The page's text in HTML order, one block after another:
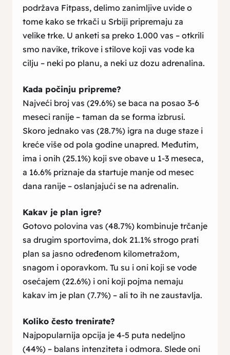
podržava Fitpass, delimo zanimljive uvide o
tome kako se trkači u Srbiji pripremaju za
velike trke. U anketi sa preko 1.000 vas – otkrili
smo navike, trikove i stilove koji vas vode ka
cilju – neki po planu, a neki uz dozu adrenalina.
Kada počinju pripreme?
Najveći broj vas (29.6%) se baca na posao 3-6
meseci ranije – taman da se forma izbrusi.
Skoro jednako vas (28.7%) igra na duge staze i
kreće više od pola godine unapred. Međutim,
ima i onih (25.1%) koji sve obave u 1-3 meseca,
a 16.6% priznaje da startuje manje od mesec
dana ranije – oslanjajući se na adrenalin.
Kakav je plan igre?
Gotovo polovina vas (48.7%) kombinuje trčanje
sa drugim sportovima, dok 21.1% strogo prati
plan sa jasno određenom kilometražom,
snagom i oporavkom. Tu su i oni koji se vode
osećajem (22.6%) i oni koji pojma nemaju
kakav im je plan (7.7%) – ali to ih ne zaustavlja.
Koliko često trenirate?
Najpopularnija opcija je 4-5 puta nedeljno
(44%) – balans intenziteta i odmora. Slede oni